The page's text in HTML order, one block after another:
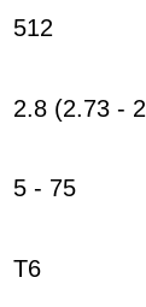
512
2.8 (2.73 -
5 - 75
T6